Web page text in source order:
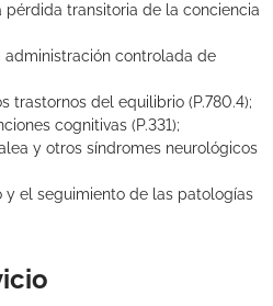
pérdida transitoria de la conciencia
administración controlada de
trastornos del equilibrio (P.780.4);
cognitivas (P.331);
y otros síndromes neurológicos
y el seguimiento de las patologías